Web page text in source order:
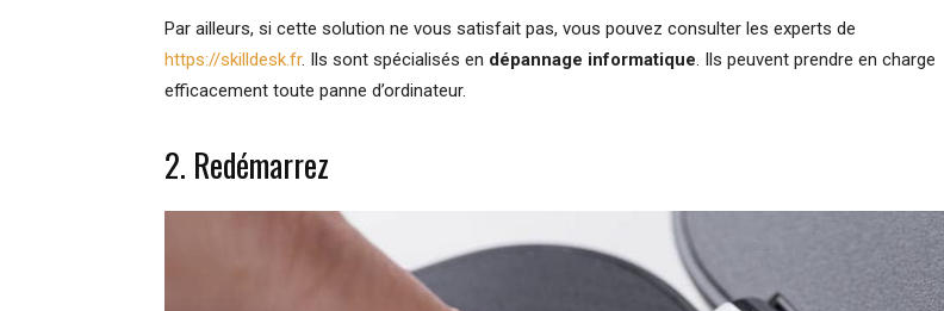
Par ailleurs, si cette solution ne vous satisfait pas, vous pouvez consulter les experts de
https://skilldesk.fr. Ils sont spécialisés en dépannage informatique. Ils peuvent prendre en charge
efficacement toute panne d’ordinateur.
2. Redémarrez